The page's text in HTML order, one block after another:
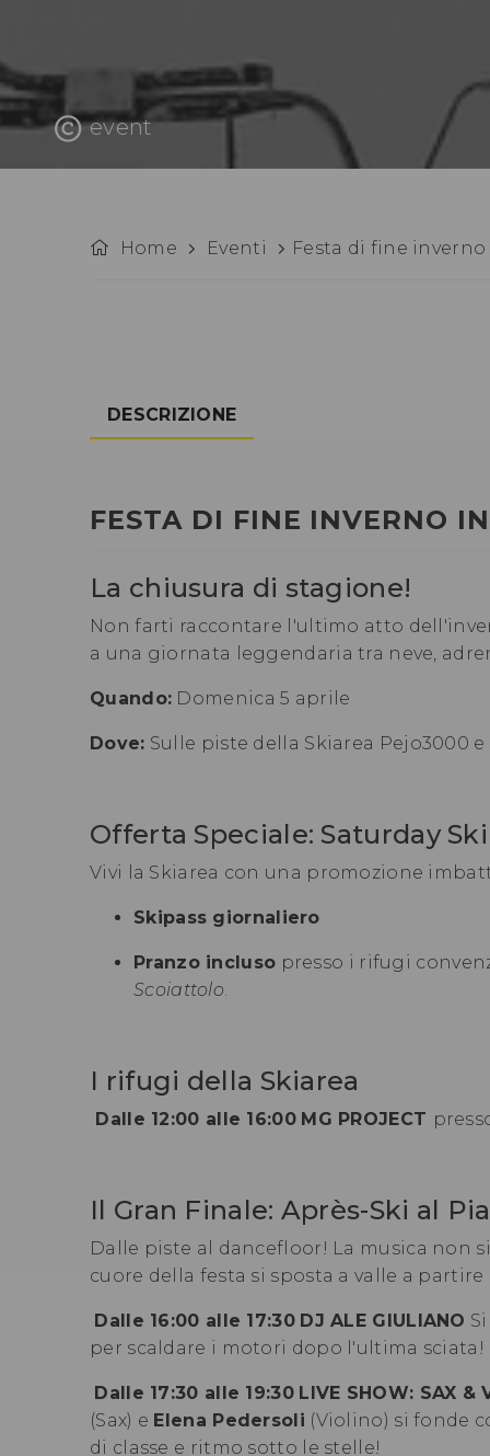
event
Home Eventi Festa di fine inverno
DESCRIZIONE
FESTA DI FINE INVERNO
La chiusura di stagione!
Non farti raccontare l'ultimo atto
a una giornata leggendaria tra neve,
Quando: Domenica 5 aprile
Dove: Sulle piste della Skiarea Pejo3000
Offerta Speciale: Saturday
Vivi la Skiarea con una promozione
Skipass giornaliero
Pranzo incluso presso i rifugi
Scoiattolo
I rifugi della Skiarea
Dalle 12:00 alle 16:00 MG PROJECT
Il Gran Finale: Après-Ski al
Dalle piste al dancefloor! La musica non
cuore della festa si sposta a valle a
Dalle 16:00 alle 17:30 DJ ALE GIULIANO
per scaldare i motori dopo l'ultima sciata!
Dalle 17:30 alle 19:30 LIVE SHOW: SAX &
(Sax) e Elena Pedersoli (Violino) si fonde
di classe e ritmo sotto le stelle!